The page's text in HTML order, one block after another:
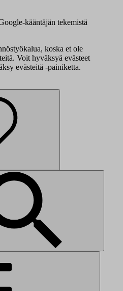
kääntäjän tekemistä
koska et ole
Voit hyväksyä evästeet
evästeitä -painiketta.